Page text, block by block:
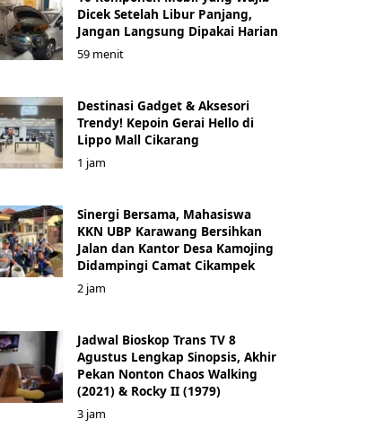
Dicek Setelah Libur Panjang,
Jangan Langsung Dipakai Harian
59 menit
Destinasi Gadget & Aksesori
Trendy! Kepoin Gerai Hello di
Lippo Mall Cikarang
1 jam
Sinergi Bersama, Mahasiswa
KKN UBP Karawang Bersihkan
Jalan dan Kantor Desa Kamojing
Didampingi Camat Cikampek
2 jam
Jadwal Bioskop Trans TV 8
Agustus Lengkap Sinopsis, Akhir
Pekan Nonton Chaos Walking
(2021) & Rocky II (1979)
3 jam